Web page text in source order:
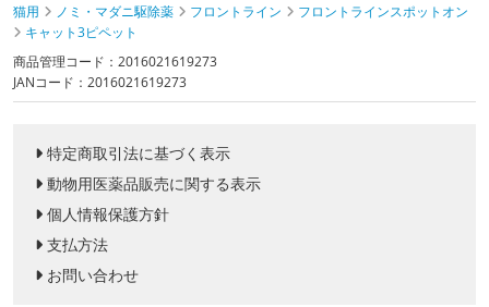
猫用 ノミ・マダニ駆除薬 フロントライン
フロントラインスポットオン
キャット3ピペット
商品管理コード：2016021619273
JANコード：2016021619273
特定商取引法に基づく表示
動物用医薬品販売に関する表示
個人情報保護方針
支払方法
お問い合わせ